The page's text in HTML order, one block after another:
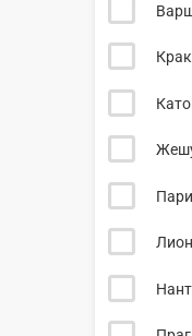
Лион
Нант